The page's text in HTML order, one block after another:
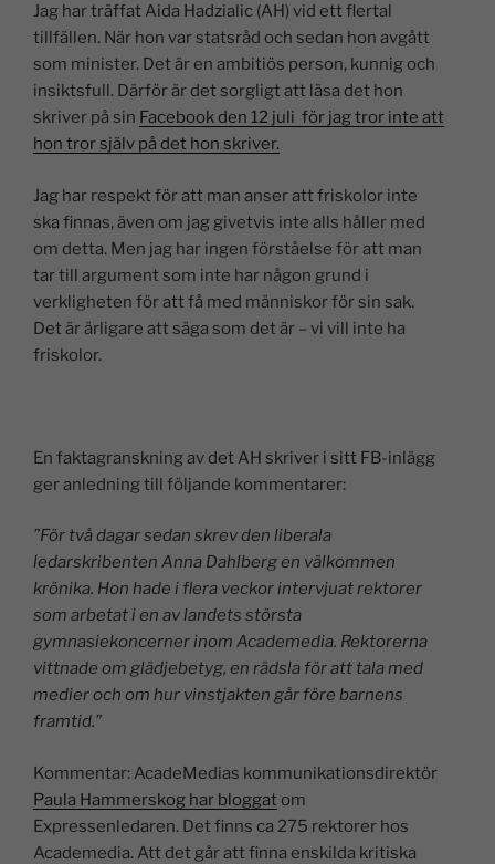
k
e
dI
n
c
e
b
o
k
at
s
A
p
p
y
Li
n
ai
l
a
Jag har träffat Aida Hadzialic (AH) vid ett flertal
tillfällen. När hon var statsråd och sedan hon avgått
som minister. Det är en ambitiös person, kunnig och
insiktsfull. Därför är det sorgligt att läsa det hon
skriver på sin Facebook den 12 juli för jag tror inte att
hon tror själv på det hon skriver.
Jag har respekt för att man anser att friskolor inte
ska finnas, även om jag givetvis inte alls håller med
om detta. Men jag har ingen förståelse för att man
tar till argument som inte har någon grund i
verkligheten för att få med människor för sin sak.
Det är ärligare att säga som det är – vi vill inte ha
friskolor.
En faktagranskning av det AH skriver i sitt FB-inlägg
ger anledning till följande kommentarer:
”För två dagar sedan skrev den liberala
ledarskribenten Anna Dahlberg en välkommen
krönika. Hon hade i flera veckor intervjuat rektorer
som arbetat i en av landets största
gymnasiekoncerner inom Academedia. Rektorerna
vittnade om glädjebetyg, en rädsla för att tala med
medier och om hur vinstjakten går före barnens
framtid.”
Kommentar: AcadeMedias kommunikationsdirektör
Paula Hammerskog har bloggat om
Expressenledaren. Det finns ca 275 rektorer hos
Academedia. Att det går att finna enskilda kritiska